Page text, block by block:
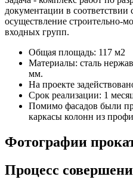
документации в
осуществление строительно-
входных групп.
Общая площадь: 117 м2
Материалы: сталь
мм.
На проекте
Срок реализации: 1
Помимо фасадов были
каркасы колонн из
Фотографии
Процесс